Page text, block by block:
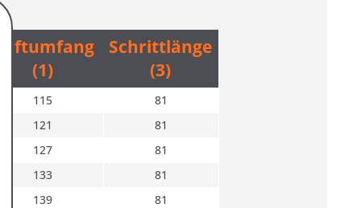
Hüftumfang
(1)
Schrittlänge
(3)
115
81
121
81
127
81
133
81
139
81